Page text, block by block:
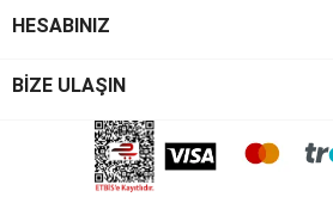
HESABINIZ
BİZE ULAŞIN